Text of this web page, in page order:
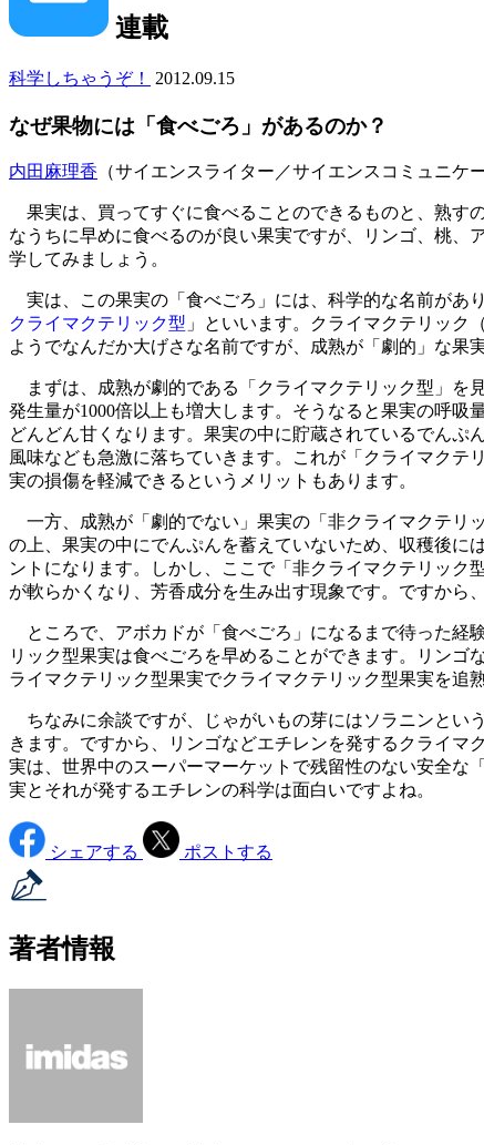
連載
科学しちゃうぞ！ 2012.09.15
なぜ果物には「食べごろ」があるのか？
内田麻理香 （サイエンスライター／サイエンスコミュニケ
果実は、買ってすぐに食べることのできるものと、熟す
なうちに早めに食べるのが良い果実ですが、リンゴ、桃
学してみましょう。
実は、この果実の「食べごろ」には、科学的な名前があ
クライマクテリック型 」といいます。クライマクテリック
ようでなんだか大げさな名前ですが、成熟が「劇的」な果
まずは、成熟が劇的である「クライマクテリック型」を
発生量が1000倍以上も増大します。そうなると果実の呼吸
どんどん甘くなります。果実の中に貯蔵されているでんぷ
風味なども急激に落ちていきます。これが「クライマク
実の損傷を軽減できるというメリットもあります。
一方、成熟が「劇的でない」果実の「非クライマクテリ
の上、果実の中にでんぷんを蓄えていないため、収穫後に
ントになります。しかし、ここで「非クライマクテリッ
が軟らかくなり、芳香成分を生み出す現象です。ですから
ところで、アボカドが「食べごろ」になるまで待った経
リック型果実は食べごろを早めることができます。リン
ライマクテリック型果実でクライマクテリック型果実を追
ちなみに余談ですが、じゃがいもの芽にはソラニンとい
きます。ですから、リンゴなどエチレンを発するクライ
実は、世界中のスーパーマーケットで残留性のない安全な
実とそれが発するエチレンの科学は面白いですよね。
シェアする ポストする
著者情報